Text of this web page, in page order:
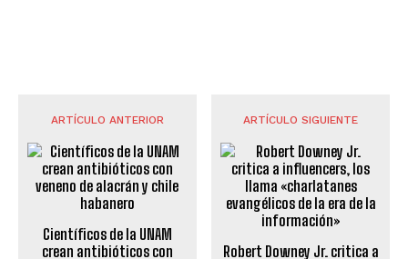
ARTÍCULO ANTERIOR
Científicos de la UNAM
crean antibióticos con
ARTÍCULO SIGUIENTE
Robert Downey Jr. critica a